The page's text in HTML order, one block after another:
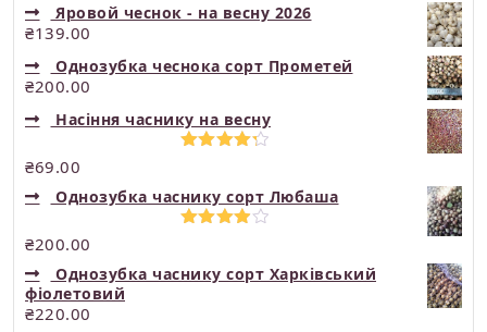
Яровой чеснок - на весну 2026
₴139.00
Однозубка чеснока сорт Прометей
₴200.00
Насіння часнику на весну
5
₴69.00
Однозубка часнику сорт Любаша
5
₴200.00
Однозубка часнику сорт Харківський
фіолетовий
₴220.00